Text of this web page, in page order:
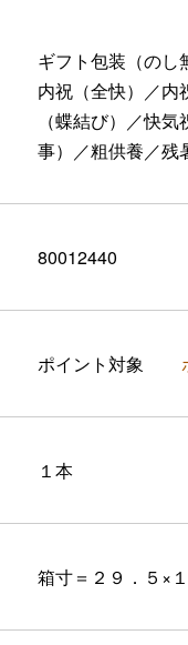
ギフト包装（のし
内祝（全快）／内
（蝶結び）／快
事）／粗供養／残
80012440
ポイント対象
１本
箱寸＝２９．５×